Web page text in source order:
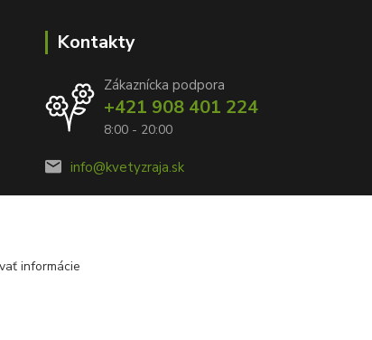
Kontakty
Zákaznícka podpora
+421 908 401 224
8:00 - 20:00
info@kvetyzraja.sk
informácie